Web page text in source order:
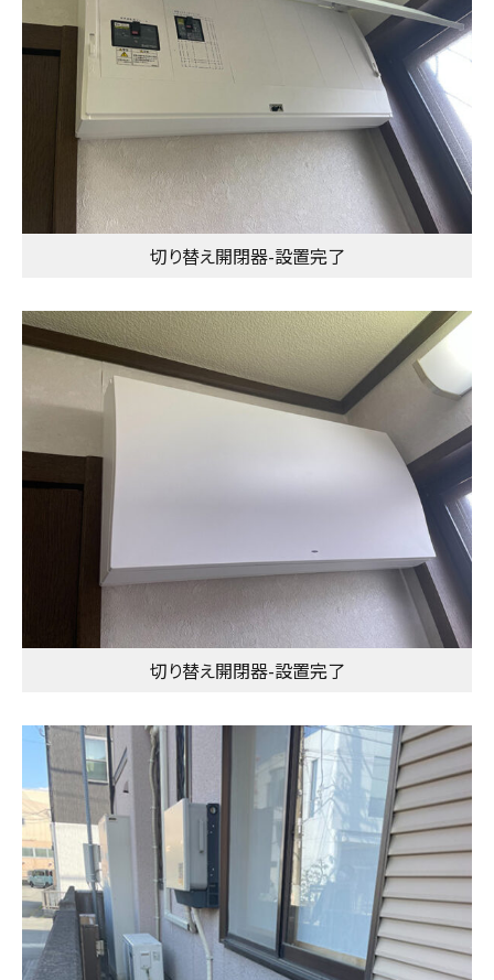
切り替え開閉器-設置完了
切り替え開閉器-設置完了